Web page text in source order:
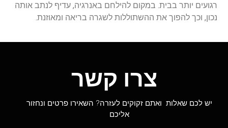
רגועים יותר בבית. במקום להילחם באנרגיה, עדיף לנתב אותה
נכון, וכך להפוך את ההשתוללות לשגרה בריאה ומאוזנת.
צרו קשר
יש לכם שאלות ואתם זקוקים לעזרה? השאירו פרטים ונחזור
אליכם